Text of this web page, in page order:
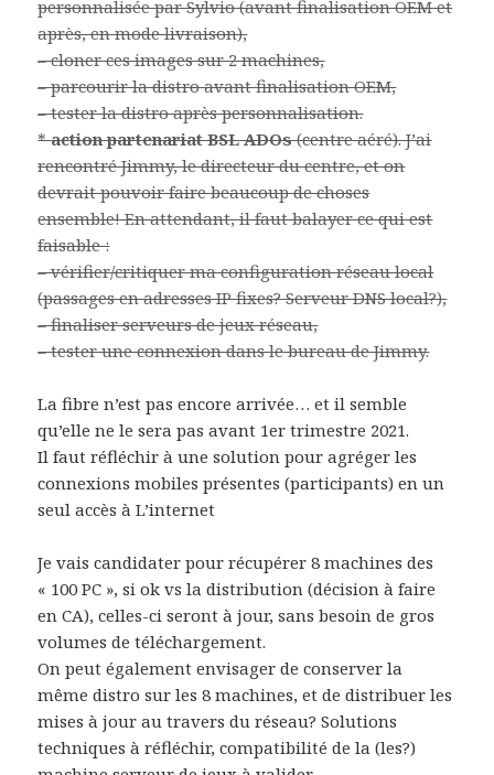
personnalisée par Sylvio (avant finalisation OEM et
après, en mode livraison),
– cloner ces images sur 2 machines,
– parcourir la distro avant finalisation OEM,
– tester la distro après personnalisation.
*action partenariat BSL ADOs(centre aéré). J’ai
rencontré Jimmy, le directeur du centre, et on
devrait pouvoir faire beaucoup de choses
ensemble! En attendant, il faut balayer ce qui est
faisable :
– vérifier/critiquer ma configuration réseau local
(passages en adresses IP fixes? Serveur DNS local?),
– finaliser serveurs de jeux réseau,
– tester une connexion dans le bureau de Jimmy.
La fibre n’est pas encore arrivée… et il semble
qu’elle ne le sera pas avant 1er trimestre 2021.
Il faut réfléchir à une solution pour agréger les
connexions mobiles présentes (participants) en un
seul accès à L’internet
Je vais candidater pour récupérer 8 machines des
« 100 PC », si ok vs la distribution (décision à faire
en CA), celles-ci seront à jour, sans besoin de gros
volumes de téléchargement.
On peut également envisager de conserver la
même distro sur les 8 machines, et de distribuer les
mises à jour au travers du réseau? Solutions
techniques à réfléchir, compatibilité de la (les?)